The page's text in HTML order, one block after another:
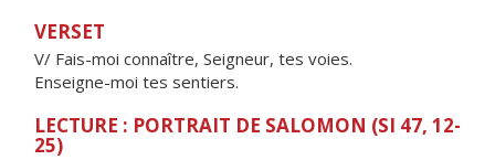
VERSET
V/ Fais-moi connaître, Seigneur, tes voies.
Enseigne-moi tes sentiers.
LECTURE : PORTRAIT DE SALOMON (SI 47, 12-
25)